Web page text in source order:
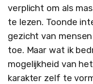
verplicht om als
te lezen. Toonde
gezicht van
toe. Maar wat ik
mogelijkheid van
karakter zelf te